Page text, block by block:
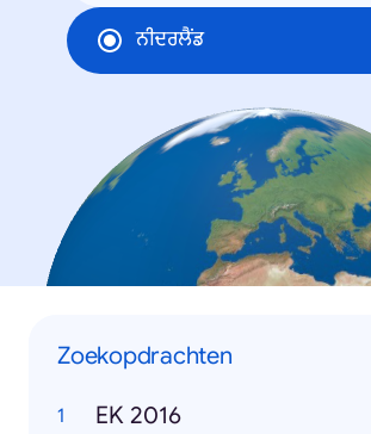
ਨੀਦਰਲੈਂਡ
Zoekopdrachten
EK 2016